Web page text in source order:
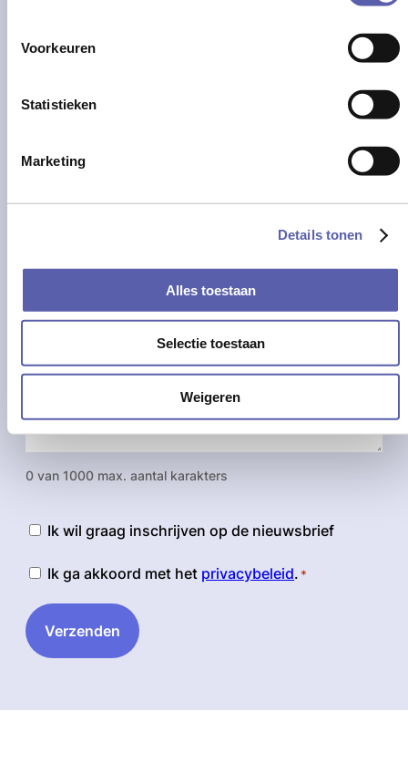
Voorkeuren
Statistieken
Marketing
Details tonen
Alles toestaan
Selectie toestaan
Weigeren
0 van 1000 max. aantal karakters
Nieuwsbrief
Ik wil graag inschrijven op de nieuwsbrief
Instemming
Ik ga akkoord met het privacybeleid. *